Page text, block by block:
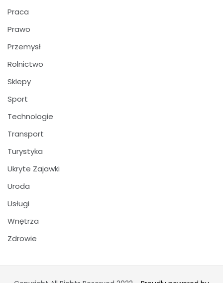
Praca
Prawo
Przemysł
Rolnictwo
Sklepy
Sport
Technologie
Transport
Turystyka
Ukryte Zajawki
Uroda
Usługi
Wnętrza
Zdrowie